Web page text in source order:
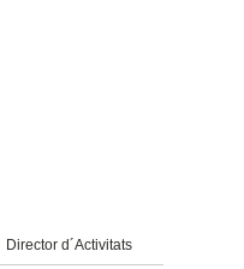
Director d´Activitats